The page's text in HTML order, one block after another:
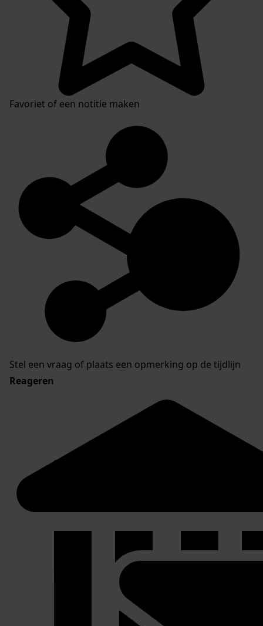
Favoriet of een notitie maken
Stel een vraag of plaats een opmerking op de tijdlijn
Reageren